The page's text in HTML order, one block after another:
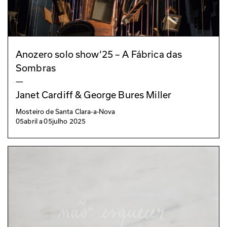
Anozero solo show‘25 – A Fábrica das
Sombras
—
Janet Cardiff & George Bures Miller
Mosteiro de Santa Clara-a-Nova
05abrila05julho 2025